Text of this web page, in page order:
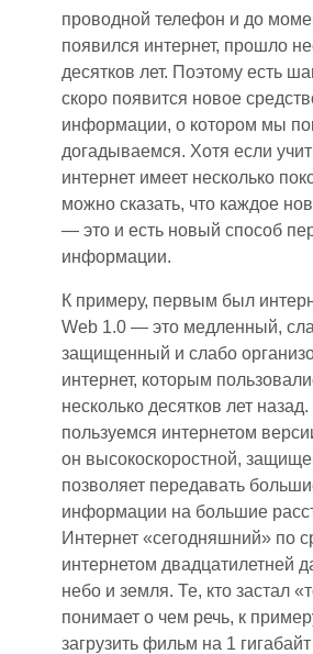
проводной телефон и до
появился интернет, прошло
десятков лет. Поэтому есть ш
скоро появится новое
информации, о котором мы
догадываемся. Хотя если
интернет имеет несколько
можно сказать, что каждое
— это и есть новый способ
информации.
К примеру, первым был
Web 1.0 — это медленный,
защищенный и слабо
интернет, которым
несколько десятков лет
пользуемся интернетом
он высокоскоростной,
позволяет передавать
информации на большие
Интернет «сегодняшний» по
интернетом двадцатилетней
небо и земля. Те, кто застал
понимает о чем речь, к
загрузить фильм на 1